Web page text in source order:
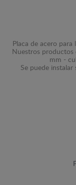
Placa de acero
Nuestros productos
mm -
Se puede